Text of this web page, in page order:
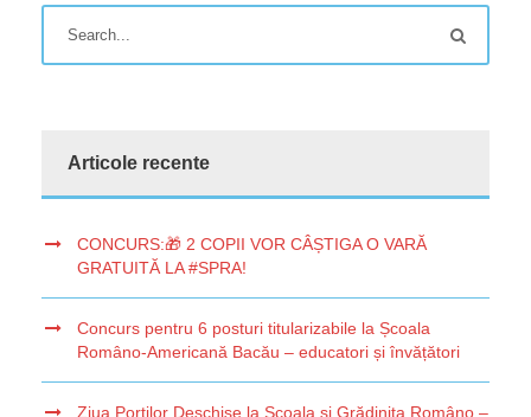
Articole recente
CONCURS:🎁 2 COPII VOR CÂȘTIGA O VARĂ
GRATUITĂ LA #SPRA!
Concurs pentru 6 posturi titularizabile la Școala
Româno-Americană Bacău – educatori și învățători
Ziua Porților Deschise la Școala și Grădinița Româno –